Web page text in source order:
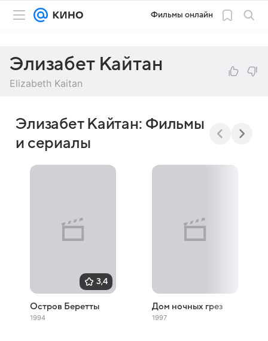
Фильмы онлайн
Элизабет Кайтан
Elizabeth Kaitan
Элизабет Кайтан: Фильмы
и сериалы
3,4
Остров Беретты
1994
Дом ночных грез
1997